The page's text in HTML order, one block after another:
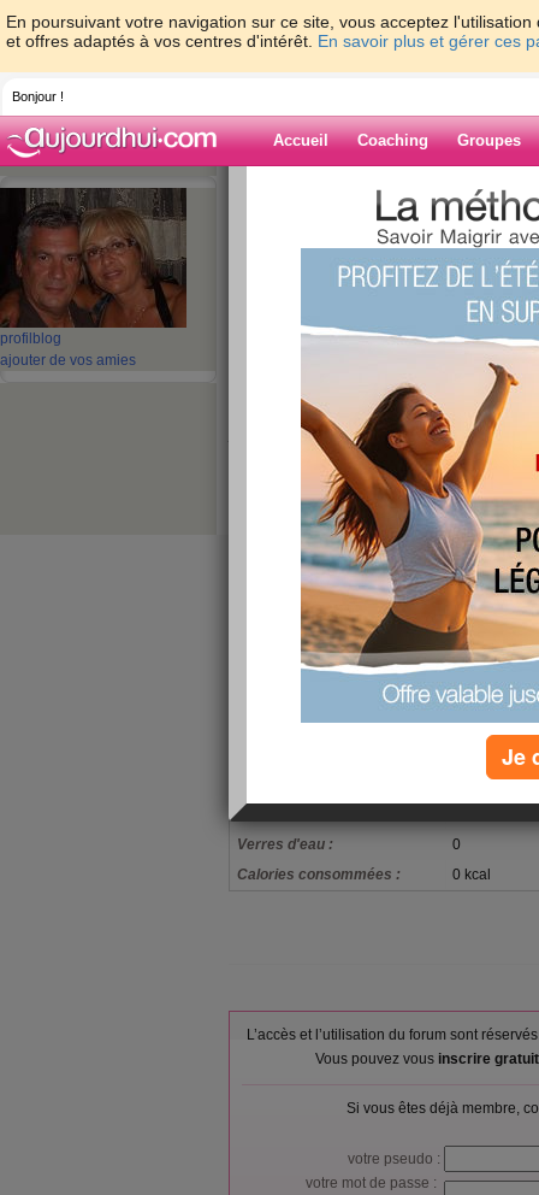
En poursuivant votre navigation sur ce site, vous acceptez
et offres adaptés à vos centres d'intérêt. En savoir plus et gérer ces
Bonjour !
Accueil Coaching Groupes
profil blog
ajouter de vos amies
> > je ne
Blog de
je ne suis pas
je ne suis plus tres presente sur mon blog , je
comme je ne reçois aucun commentaires je
ecrire ce que je ressens et mes emotions ,
mais surtout je vois mon corps se remodeler
que pour ça je suis hyper motivée
mon alimentation
1tr de pain
citr , une
2pes tr de
un café et
Dîner :
Verres d'eau :
0
Calories consommées :
0 kcal
L’accès et l’utilisation du forum sont
Vous pouvez vous inscrire
Si vous êtes déjà membre,
votre pseudo :
votre mot de passe :
Je